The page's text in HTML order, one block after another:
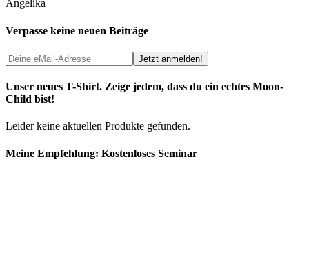
Angelika
Verpasse keine neuen Beiträge
Unser neues T-Shirt. Zeige jedem, dass du ein echtes Moon-
Child bist!
Leider keine aktuellen Produkte gefunden.
Meine Empfehlung: Kostenloses Seminar